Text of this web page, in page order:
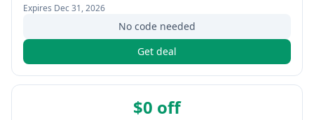
Expires Dec 31, 2026
No code needed
Get deal
$0 off